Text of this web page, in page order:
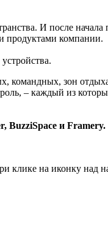
И после начала
продуктами компании.
командных, зон
– каждый из
BuzziSpace и Framery.
клике на иконку над